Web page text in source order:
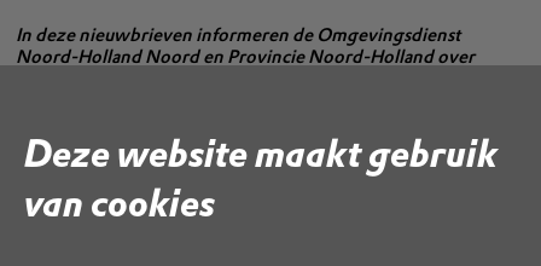
Deze website maakt gebruik
van cookies
In deze nieuwbrieven informeren de Omgevingsdienst
Noord-Holland Noord en Provincie Noord-Holland over
Rechts of onderaan (bij de mobiele webversie) deze pagina vindt u de
verschillende nieuwsbrieven.